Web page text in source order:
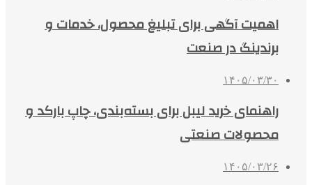
اهمیت آگهی برای تبلیغ محصول، خدمات و
برندینگ در صنعت
۱۴۰۵/۰۳/۳۰
راهنمای خرید لیبل برای بسته‌بندی، چاپ بارکد و
محصولات صنعتی
۱۴۰۵/۰۳/۲۶